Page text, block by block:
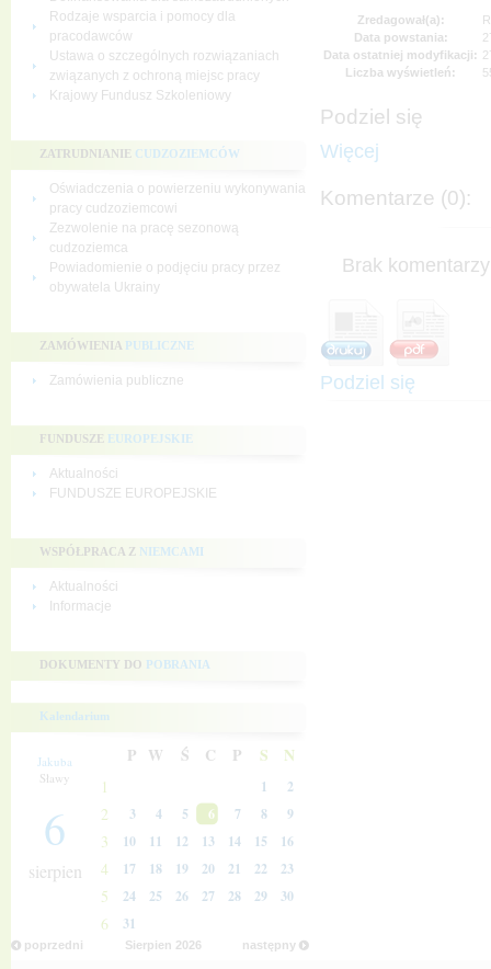
Rodzaje wsparcia i pomocy dla
pracodawców
Ustawa o szczególnych rozwiązaniach
związanych z ochroną miejsc pracy
Krajowy Fundusz Szkoleniowy
ZATRUDNIANIE CUDZOZIEMCÓW
Oświadczenia o powierzeniu wykonywania
pracy cudzoziemcowi
Zezwolenie na pracę sezonową
cudzoziemca
Powiadomienie o podjęciu pracy przez
obywatela Ukrainy
ZAMÓWIENIA PUBLICZNE
Zamówienia publiczne
FUNDUSZE EUROPEJSKIE
Aktualności
FUNDUSZE EUROPEJSKIE
WSPÓŁPRACA Z NIEMCAMI
Aktualności
Informacje
DOKUMENTY DO POBRANIA
Kalendarium
Jakuba
Sławy
6
sierpien
P W Ś C P S N
1 1 2
2 3 4 5 6 7 8 9
3 10 11 12 13 14 15 16
4 17 18 19 20 21 22 23
5 24 25 26 27 28 29 30
6 31
poprzedni następny
Sierpien 2026
Zredagował(a):
Data powstania:
Data ostatniej modyfikacji:
Liczba wyświetleń:
Podziel się
Więcej
Komentarze (0):
Brak
Podziel się